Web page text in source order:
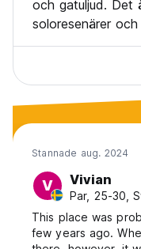
och gatuljud. Det
soloresenärer
Stannade aug. 2024
V Vivian
Par, 25-30,
This place was
few years ago.